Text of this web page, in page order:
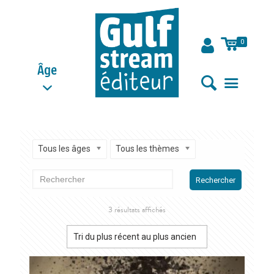
Âge
0
Tous les âges Tous les thèmes
Rechercher
3 résultats affichés
plus
au
plus